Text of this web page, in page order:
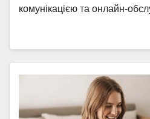
комунікацією та онлайн-